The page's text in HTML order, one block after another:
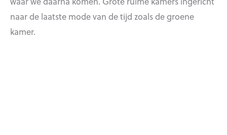
naar de laatste mode van de tijd zoals de groene
kamer.